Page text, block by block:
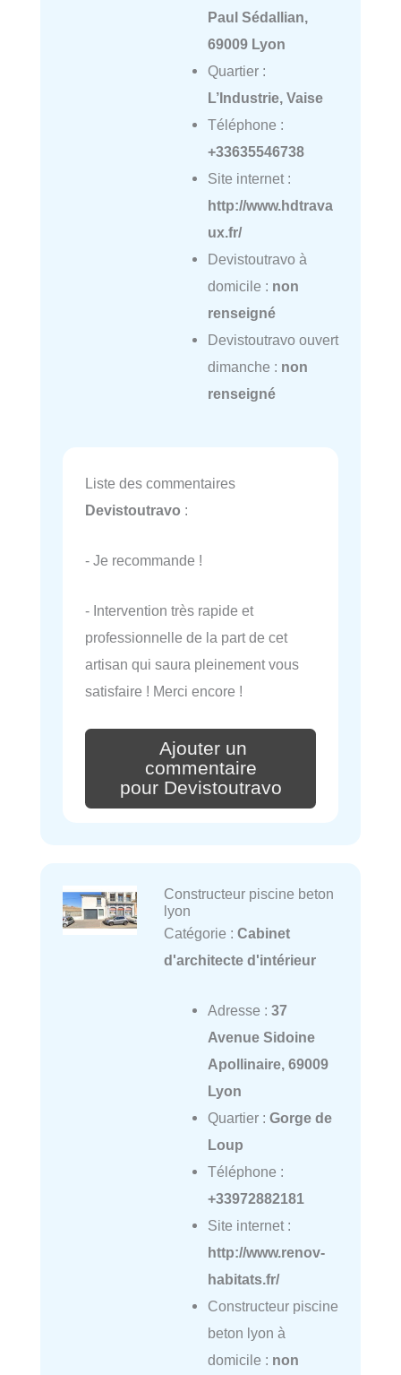
Paul Sédallian,
69009 Lyon
Quartier :
L’Industrie, Vaise
Téléphone :
+33635546738
Site internet :
http://www.hdtrava
ux.fr/
Devistoutravo à
domicile : non
renseigné
Devistoutravo ouvert
dimanche : non
renseigné
Liste des commentaires
Devistoutravo :
- Je recommande !
- Intervention très rapide et
professionnelle de la part de cet
artisan qui saura pleinement vous
satisfaire ! Merci encore !
Ajouter un
commentaire
pour Devistoutravo
Constructeur piscine beton
lyon
Catégorie : Cabinet
d'architecte d'intérieur
Adresse : 37
Avenue Sidoine
Apollinaire, 69009
Lyon
Quartier : Gorge de
Loup
Téléphone :
+33972882181
Site internet :
http://www.renov-
habitats.fr/
Constructeur piscine
beton lyon à
domicile : non